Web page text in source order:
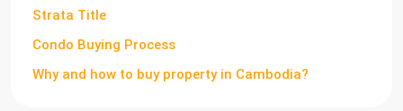
Strata Title
Condo Buying Process
Why and how to buy property in Cambodia?